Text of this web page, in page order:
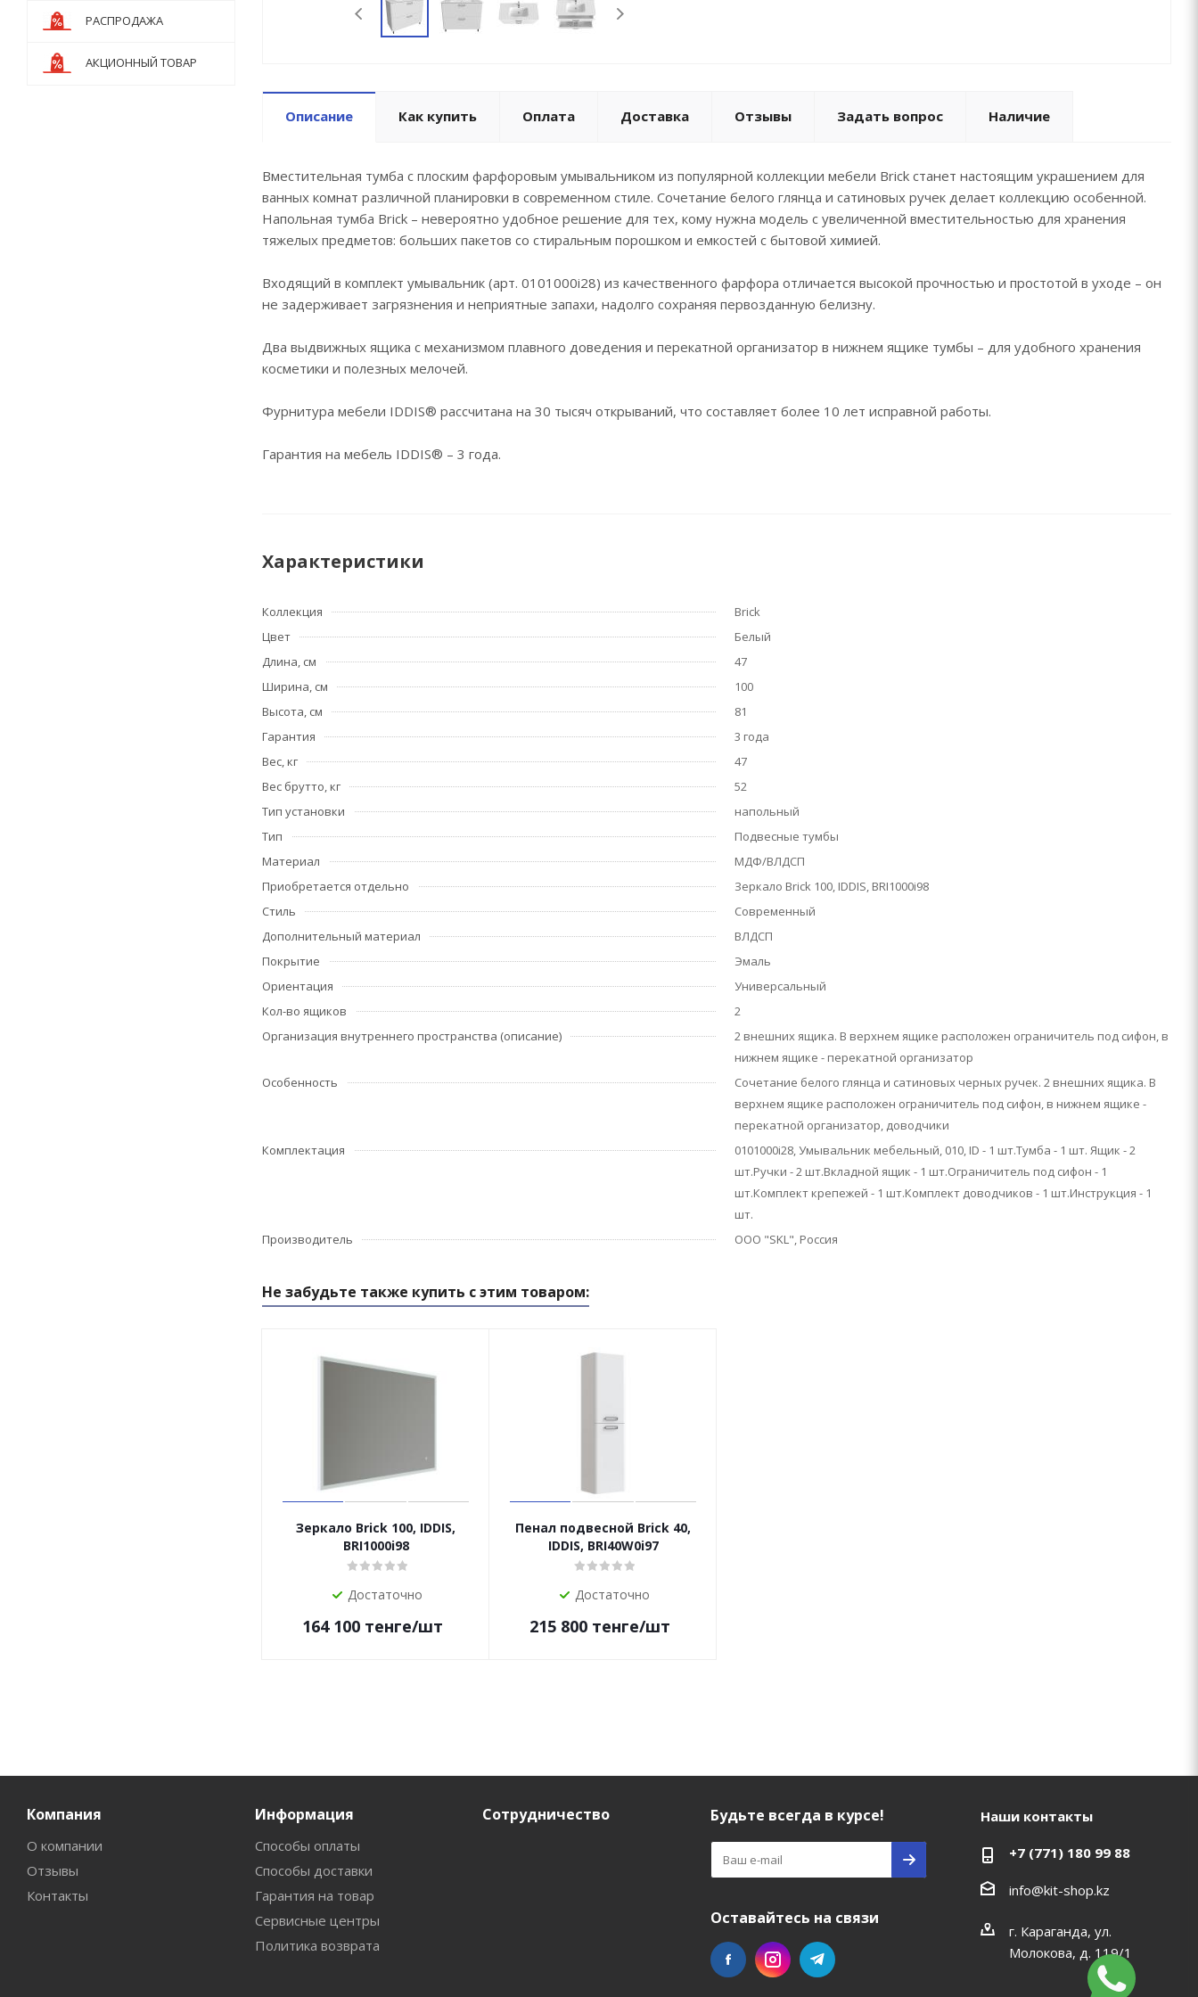
Описание Как купить Оплата Доставка Отзывы Задать вопрос Наличие
Вместительная тумба с плоским фарфоровым умывальником из популярной коллекции мебели Brick станет настоящим украшением для
ванных комнат различной планировки в современном стиле. Сочетание белого глянца и сатиновых ручек делает коллекцию особенной.
Напольная тумба Brick – невероятно удобное решение для тех, кому нужна модель с увеличенной вместительностью для хранения
тяжелых предметов: больших пакетов со стиральным порошком и емкостей с бытовой химией.
Входящий в комплект умывальник (арт. 0101000i28) из качественного фарфора отличается высокой прочностью и простотой в уходе – он
не задерживает загрязнения и неприятные запахи, надолго сохраняя первозданную белизну.
Два выдвижных ящика с механизмом плавного доведения и перекатной организатор в нижнем ящике тумбы – для удобного хранения
косметики и полезных мелочей.
Фурнитура мебели IDDIS® рассчитана на 30 тысяч открываний, что составляет более 10 лет исправной работы.
Гарантия на мебель IDDIS® – 3 года.
Характеристики
Коллекция
Brick
Цвет
Белый
Длина, см
47
Ширина, см
100
Высота, см
81
Гарантия
3 года
Вес, кг
47
Вес брутто, кг
52
Тип установки
напольный
Тип
Подвесные тумбы
Материал
МДФ/ВЛДСП
Приобретается отдельно
Зеркало Brick 100, IDDIS, BRI1000i98
Стиль
Современный
Дополнительный материал
ВЛДСП
Покрытие
Эмаль
Ориентация
Универсальный
Кол-во ящиков
2
Организация внутреннего пространства (описание)
2 внешних ящика. В верхнем ящике расположен ограничитель под сифон, в
нижнем ящике - перекатной организатор
Особенность
Сочетание белого глянца и сатиновых черных ручек. 2 внешних ящика. В
верхнем ящике расположен ограничитель под сифон, в нижнем ящике -
перекатной организатор, доводчики
Комплектация
0101000i28, Умывальник мебельный, 010, ID - 1 шт.Тумба - 1 шт. Ящик - 2
шт.Ручки - 2 шт.Вкладной ящик - 1 шт.Ограничитель под сифон - 1
шт.Комплект крепежей - 1 шт.Комплект доводчиков - 1 шт.Инструкция - 1
шт.
Производитель
ООО "SKL", Россия
Не забудьте также купить с этим товаром:
Зеркало Brick 100, IDDIS,
BRI1000i98
Достаточно
164 100 тенге/шт
Пенал подвесной Brick 40,
IDDIS, BRI40W0i97
Достаточно
215 800 тенге/шт
РАСПРОДАЖА
АКЦИОННЫЙ ТОВАР
Компания
О компании
Отзывы
Контакты
Информация
Способы оплаты
Способы доставки
Гарантия на товар
Сервисные центры
Политика возврата
Сотрудничество Будьте всегда в курсе!
Оставайтесь на связи
Наши контакты
+7 (771) 180 99 88
info@kit-shop.kz
г. Караганда, ул.
Молокова, д. 119/1